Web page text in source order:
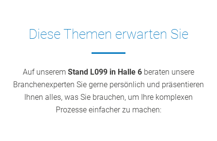
Diese Themen erwarten Sie
Auf unserem Stand L099 in Halle 6 beraten unsere
Branchenexperten Sie gerne persönlich und präsentieren
Ihnen alles, was Sie brauchen, um Ihre komplexen
Prozesse einfacher zu machen: